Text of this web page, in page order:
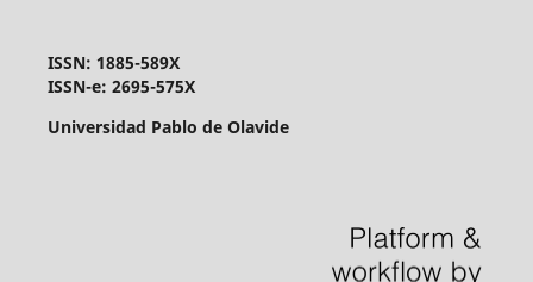
ISSN: 1885-589X
ISSN-e: 2695-575X
Universidad Pablo de Olavide